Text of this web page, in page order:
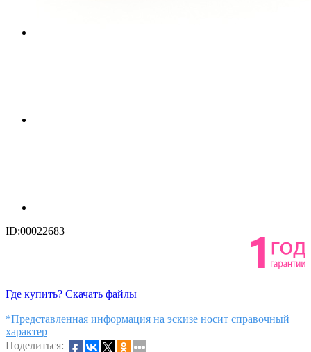
ID:00022683
Где купить? Скачать файлы
*Представленная информация на эскизе носит справочный
характер
Поделиться: